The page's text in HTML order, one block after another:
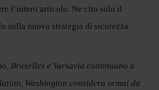
l’intero articolo. Ne cito solo il
sulla nuova strategia di sicurezza
Bruxelles e Varsavia continuano a
Washington considera ormai da